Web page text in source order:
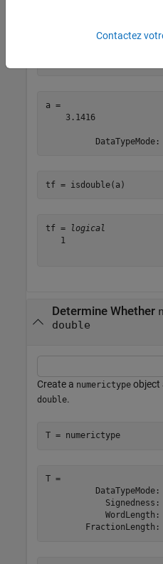
a =
    3.1416
tf = isdouble(a)
tf =
logical
   1
Determine Whether
double
Create a numerictype object
double.
T = numerictype
T =
Signedness:
WordLength:
Contactez